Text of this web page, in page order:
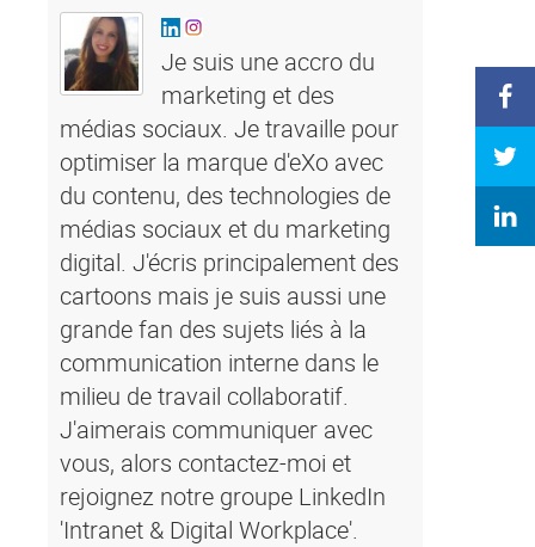
Je suis une accro du
marketing et des
médias sociaux. Je travaille pour
optimiser la marque d'eXo avec
du contenu, des technologies de
médias sociaux et du marketing
digital. J'écris principalement des
cartoons mais je suis aussi une
grande fan des sujets liés à la
communication interne dans le
milieu de travail collaboratif.
J'aimerais communiquer avec
vous, alors contactez-moi et
rejoignez notre groupe LinkedIn
'Intranet & Digital Workplace'.